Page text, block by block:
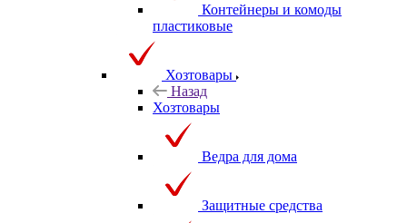
Контейнеры и комоды
пластиковые
Хозтовары
Назад
Хозтовары
Ведра для дома
Защитные средства